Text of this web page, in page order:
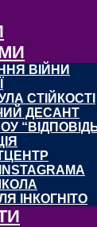
ВІЙНИ
СТІЙКОСТІ
ДЕСАНТ
ІНКОГНІТО